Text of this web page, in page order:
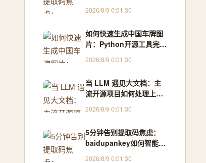
2026/8/9 0:01:30
如何快速生成中国车牌图
片：Python开源工具完整
2026/8/9 0:01:30
当 LLM 遇见大文档：主
流开源项目如何处理上下
2026/8/9 0:01:30
5分钟告别提取码焦虑：
baidupankey如何智能破
2026/8/9 0:01:30